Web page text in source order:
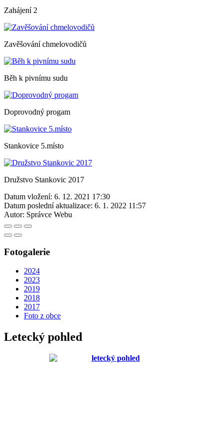
Zahájení 2
Zavěšování chmelovodičů
Běh k pivnímu sudu
Doprovodný progam
Stankovice 5.místo
Družstvo Stankovic 2017
Datum vložení: 6. 12. 2021 17:30
Datum poslední aktualizace: 6. 1. 2022 11:57
Autor: Správce Webu
Fotogalerie
2024
2023
2019
2018
2017
Foto z obce
Letecký pohled